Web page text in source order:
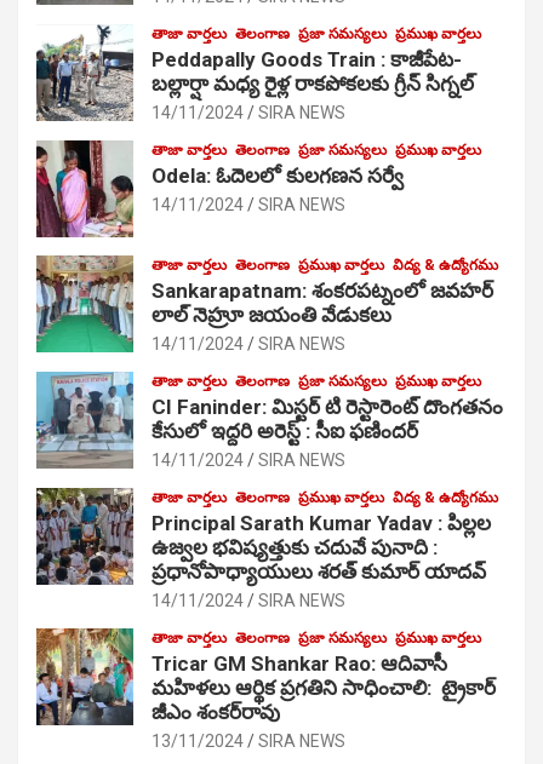
తాజా వార్తలు తెలంగాణ ప్రజా సమస్యలు ప్రముఖ వార్తలు
Peddapally Goods Train : కాజీపేట-
బల్లార్షా మధ్య రైళ్ల రాకపోకలకు గ్రీన్ సిగ్నల్
14/11/2024 SIRA NEWS
తాజా వార్తలు తెలంగాణ ప్రజా సమస్యలు ప్రముఖ వార్తలు
Odela: ఓదెలలో కులగణన సర్వే
14/11/2024 SIRA NEWS
తాజా వార్తలు తెలంగాణ ప్రముఖ వార్తలు విద్య & ఉద్యోగము
Sankarapatnam: శంకరపట్నంలో జవహర్
లాల్ నెహ్రూ జయంతి వేడుకలు
14/11/2024 SIRA NEWS
తాజా వార్తలు తెలంగాణ ప్రజా సమస్యలు ప్రముఖ వార్తలు
CI Faninder: మిస్టర్ టి రెస్టారెంట్ దొంగతనం
కేసులో ఇద్దరి అరెస్ట్ : సీఐ ఫణిందర్
14/11/2024 SIRA NEWS
తాజా వార్తలు తెలంగాణ ప్రముఖ వార్తలు విద్య & ఉద్యోగము
Principal Sarath Kumar Yadav : పిల్లల
ఉజ్వల భవిష్యత్తుకు చదువే పునాది :
ప్రధానోపాధ్యాయులు శరత్ కుమార్ యాదవ్
14/11/2024 SIRA NEWS
తాజా వార్తలు తెలంగాణ ప్రజా సమస్యలు ప్రముఖ వార్తలు
Tricar GM Shankar Rao: ఆదివాసీ
మహిళలు ఆర్థిక ప్రగతిని సాధించాలి: ట్రైకార్
జీఎం శంకర్‌రావు
13/11/2024 SIRA NEWS